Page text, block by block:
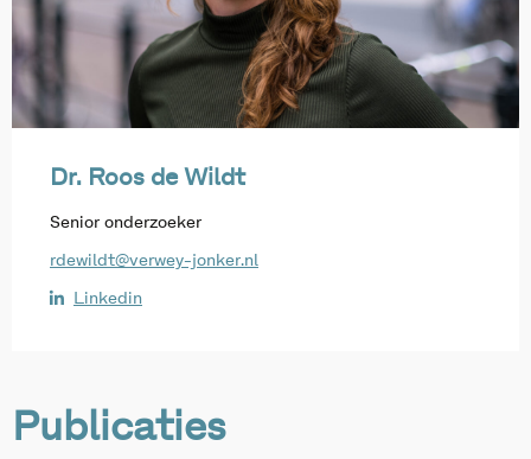
Dr. Roos de Wildt
Senior onderzoeker
rdewildt@verwey-jonker.nl
Linkedin
Publicaties